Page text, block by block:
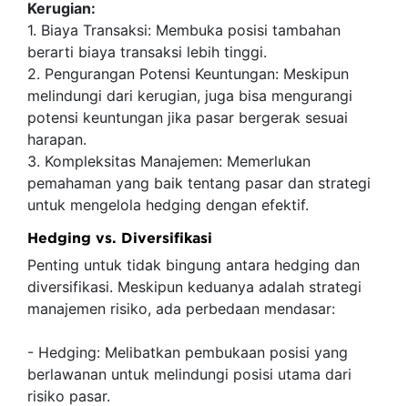
Kerugian:
1. Biaya Transaksi: Membuka posisi tambahan
berarti biaya transaksi lebih tinggi.
2. Pengurangan Potensi Keuntungan: Meskipun
melindungi dari kerugian, juga bisa mengurangi
potensi keuntungan jika pasar bergerak sesuai
harapan.
3. Kompleksitas Manajemen: Memerlukan
pemahaman yang baik tentang pasar dan strategi
untuk mengelola hedging dengan efektif.
Hedging vs. Diversifikasi
Penting untuk tidak bingung antara hedging dan
diversifikasi. Meskipun keduanya adalah strategi
manajemen risiko, ada perbedaan mendasar:
- Hedging: Melibatkan pembukaan posisi yang
berlawanan untuk melindungi posisi utama dari
risiko pasar.